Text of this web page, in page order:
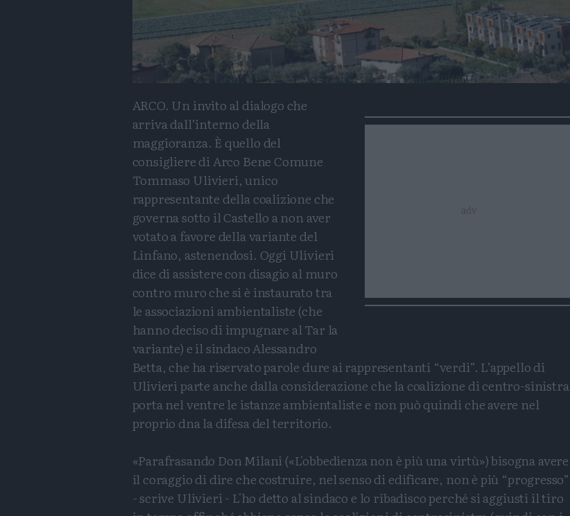
ARCO. Un invito al dialogo che
arriva dall’interno della
maggioranza. È quello del
consigliere di Arco Bene Comune
Tommaso Ulivieri, unico
rappresentante della coalizione che
governa sotto il Castello a non aver
votato a favore della variante del
Linfano, astenendosi. Oggi Ulivieri
dice di assistere con disagio al muro
contro muro che si è instaurato tra
le associazioni ambientaliste (che
hanno deciso di impugnare al Tar la
variante) e il sindaco Alessandro
Betta, che ha riservato parole dure ai rappresentanti “verdi”. L’appello di
Ulivieri parte anche dalla considerazione che la coalizione di centro-sinistra
porta nel ventre le istanze ambientaliste e non può quindi che avere nel
proprio dna la difesa del territorio.
«Parafrasando Don Milani («L'obbedienza non è più una virtù») bisogna avere
il coraggio di dire che costruire, nel senso di edificare, non è più “progresso”
- scrive Ulivieri - L'ho detto al sindaco e lo ribadisco perché si aggiusti il tiro